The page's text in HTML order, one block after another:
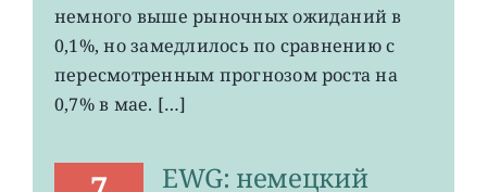
до
0,2%
немного выше рыночных ожиданий в
0,1%, но замедлилось по сравнению с
пересмотренным прогнозом роста на
0,7% в мае. […]
EWG: немецкий